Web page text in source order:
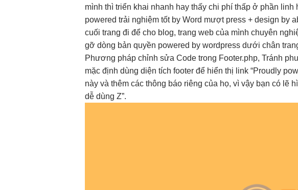
mình thìtriển khai nhanh hay thấychi phí thấp ở phần linh
poweredtrải nghiệm tốtby Word mượtpress + design by
cuối trang đi để cho blog, trang web của mình chuyên
gỡ dòng bản quyền powered by wordpress dưới chân
Phương pháp chỉnh sửa Code trong Footer.php, Tránh
mặc định dùng diện tích footer để hiển thị link “Proudly
này và thêm các thông báo riêng của họ, vì vậy bạn có lẽ
dễ dùng Z”.